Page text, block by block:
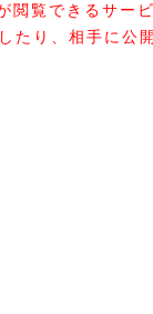
閲覧できるサー
たり、相手に公